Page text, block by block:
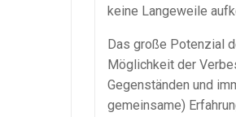
keine Langeweile
Das große Potenzial
Möglichkeit der
Gegenständen und
gemeinsame)